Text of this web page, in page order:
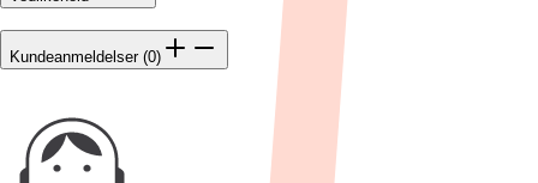
Kundeanmeldelser (0)